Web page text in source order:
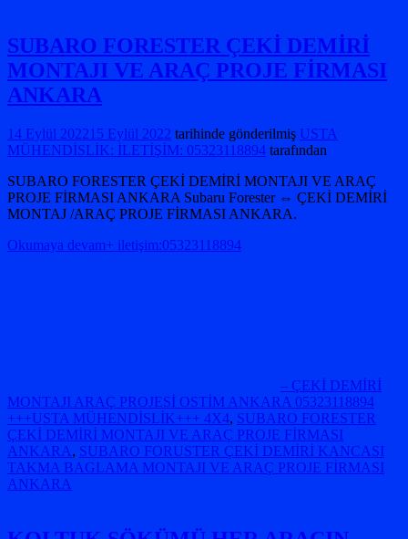
SUBARO FORESTER ÇEKİ DEMİRİ
MONTAJI VE ARAÇ PROJE FİRMASI
ANKARA
14 Eylül 202215 Eylül 2022 tarihinde gönderilmiş USTA
MÜHENDİSLİK: İLETİŞİM: 05323118894 tarafından
SUBARO FORESTER ÇEKİ DEMİRİ MONTAJI VE ARAÇ
PROJE FİRMASI ANKARA Subaru Forester ⇔ ÇEKİ DEMİRİ
MONTAJ /ARAÇ PROJE FİRMASI ANKARA.
Okumaya devam+ iletişim:05323118894
– ÇEKİ DEMİRİ
MONTAJI ARAÇ PROJESİ OSTİM ANKARA 05323118894
+++USTA MÜHENDİSLİK+++ 4X4, SUBARO FORESTER
ÇEKİ DEMİRİ MONTAJI VE ARAÇ PROJE FİRMASI
ANKARA, SUBARO FORUSTER ÇEKİ DEMİRİ KANCASI
TAKMA BAGLAMA MONTAJI VE ARAÇ PROJE FİRMASI
ANKARA